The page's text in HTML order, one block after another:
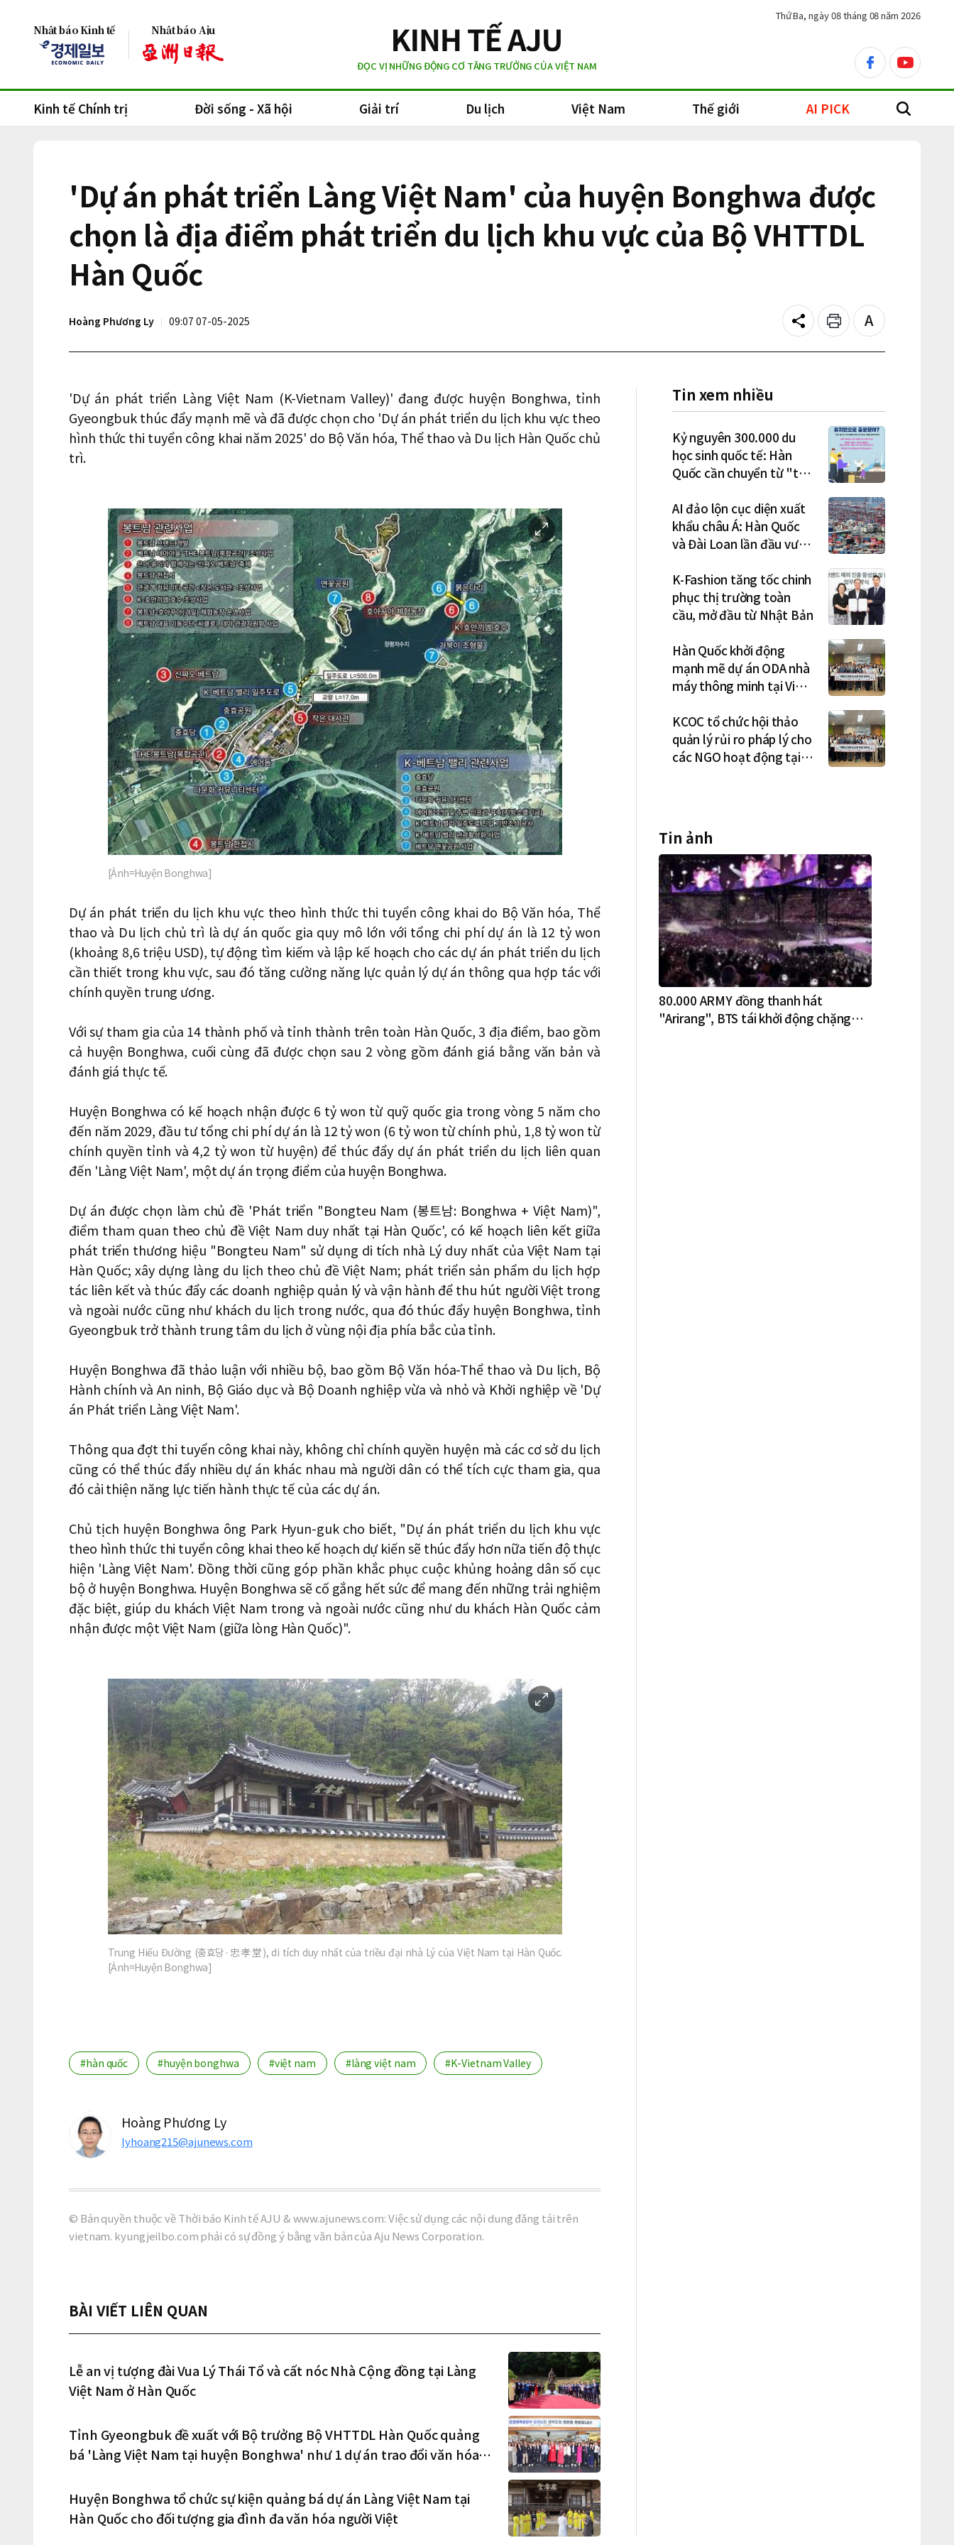
Nhật báo Kinh tế Nhật báo Aju
ĐỌC VỊ NHỮNG ĐỘNG CƠ TĂNG TRƯỞNG CỦA VIỆT NAM
facebookyoutube
Thứ Ba, ngày 08 tháng 08 năm 2026
Kinh tế Chính trị Đời sống - Xã hội Giải trí Du lịch Việt Nam Thế giới AI PICK search
'Dự án phát triển Làng Việt Nam' của huyện Bonghwa được
chọn là địa điểm phát triển du lịch khu vực của Bộ VHTTDL
Hàn Quốc
Hoàng Phương Ly 09:07 07-05-2025 Share Print
Text
size
'Dự án phát triển Làng Việt Nam (K-Vietnam Valley)' đang được huyện Bonghwa, tỉnh
Gyeongbuk thúc đẩy mạnh mẽ và đã được chọn cho 'Dự án phát triển du lịch khu vực theo
hình thức thi tuyển công khai năm 2025' do Bộ Văn hóa, Thể thao và Du lịch Hàn Quốc chủ
trì.
이
미
지
확
대
[Ảnh=Huyện Bonghwa]
Dự án phát triển du lịch khu vực theo hình thức thi tuyển công khai do Bộ Văn hóa, Thể
thao và Du lịch chủ trì là dự án quốc gia quy mô lớn với tổng chi phí dự án là 12 tỷ won
(khoảng 8,6 triệu USD), tự động tìm kiếm và lập kế hoạch cho các dự án phát triển du lịch
cần thiết trong khu vực, sau đó tăng cường năng lực quản lý dự án thông qua hợp tác với
chính quyền trung ương.
Với sự tham gia của 14 thành phố và tỉnh thành trên toàn Hàn Quốc, 3 địa điểm, bao gồm
cả huyện Bonghwa, cuối cùng đã được chọn sau 2 vòng gồm đánh giá bằng văn bản và
đánh giá thực tế.
Huyện Bonghwa có kế hoạch nhận được 6 tỷ won từ quỹ quốc gia trong vòng 5 năm cho
đến năm 2029, đầu tư tổng chi phí dự án là 12 tỷ won (6 tỷ won từ chính phủ, 1,8 tỷ won từ
chính quyền tỉnh và 4,2 tỷ won từ huyện) để thúc đẩy dự án phát triển du lịch liên quan
đến 'Làng Việt Nam', một dự án trọng điểm của huyện Bonghwa.
Dự án được chọn làm chủ đề 'Phát triển "Bongteu Nam (봉트남: Bonghwa + Việt Nam)",
điểm tham quan theo chủ đề Việt Nam duy nhất tại Hàn Quốc', có kế hoạch liên kết giữa
phát triển thương hiệu "Bongteu Nam" sử dụng di tích nhà Lý duy nhất của Việt Nam tại
Hàn Quốc; xây dựng làng du lịch theo chủ đề Việt Nam; phát triển sản phẩm du lịch hợp
tác liên kết và thúc đẩy các doanh nghiệp quản lý và vận hành để thu hút người Việt trong
và ngoài nước cũng như khách du lịch trong nước, qua đó thúc đẩy huyện Bonghwa, tỉnh
Gyeongbuk trở thành trung tâm du lịch ở vùng nội địa phía bắc của tỉnh.
Huyện Bonghwa đã thảo luận với nhiều bộ, bao gồm Bộ Văn hóa-Thể thao và Du lịch, Bộ
Hành chính và An ninh, Bộ Giáo dục và Bộ Doanh nghiệp vừa và nhỏ và Khởi nghiệp về 'Dự
án Phát triển Làng Việt Nam'.
Thông qua đợt thi tuyển công khai này, không chỉ chính quyền huyện mà các cơ sở du lịch
cũng có thể thúc đẩy nhiều dự án khác nhau mà người dân có thể tích cực tham gia, qua
đó cải thiện năng lực tiến hành thực tế của các dự án.
Chủ tịch huyện Bonghwa ông Park Hyun-guk cho biết, "Dự án phát triển du lịch khu vực
theo hình thức thi tuyển công khai theo kế hoạch dự kiến ​​sẽ thúc đẩy hơn nữa tiến độ thực
hiện 'Làng Việt Nam'. Đồng thời cũng góp phần khắc phục cuộc khủng hoảng dân số cục
bộ ở huyện Bonghwa. Huyện Bonghwa sẽ cố gắng hết sức để mang đến những trải nghiệm
đặc biệt, giúp du khách Việt Nam trong và ngoài nước cũng như du khách Hàn Quốc cảm
nhận được một Việt Nam (giữa lòng Hàn Quốc)".
이
미
지
확
대
Trung Hiếu Đường (충효당·忠孝堂), di tích duy nhất của triều đại nhà Lý của Việt Nam tại Hàn Quốc.
[Ảnh=Huyện Bonghwa]
#hàn quốc #huyện bonghwa #việt nam #làng việt nam #K-Vietnam Valley
Hoàng Phương Ly
lyhoang215@ajunews.com
© Bản quyền thuộc về Thời báo Kinh tế AJU & www.ajunews.com: Việc sử dụng các nội dung đăng tải trên
vietnam. kyungjeilbo.com phải có sự đồng ý bằng văn bản của Aju News Corporation.
BÀI VIẾT LIÊN QUAN
Lễ an vị tượng đài Vua Lý Thái Tổ và cất nóc Nhà Cộng đồng tại Làng
Việt Nam ở Hàn Quốc
Tỉnh Gyeongbuk đề xuất với Bộ trưởng Bộ VHTTDL Hàn Quốc quảng
bá 'Làng Việt Nam tại huyện Bonghwa' như 1 dự án trao đổi văn hóa
Huyện Bonghwa tổ chức sự kiện quảng bá dự án Làng Việt Nam tại
Hàn Quốc cho đối tượng gia đình đa văn hóa người Việt
Tin xem nhiều
Kỷ nguyên 300.000 du
học sinh quốc tế: Hàn
Quốc cần chuyển từ "thu
việc làm – định cư"
AI đảo lộn cục diện xuất
khẩu châu Á: Hàn Quốc
và Đài Loan lần đầu vượt
K-Fashion tăng tốc chinh
phục thị trường toàn
cầu, mở đầu từ Nhật Bản
Hàn Quốc khởi động
mạnh mẽ dự án ODA nhà
máy thông minh tại Việt
phối ở Hà Nội
KCOC tổ chức hội thảo
quản lý rủi ro pháp lý cho
các NGO hoạt động tại
Tin ảnh
80.000 ARMY đồng thanh hát
"Arirang", BTS tái khởi động chặng